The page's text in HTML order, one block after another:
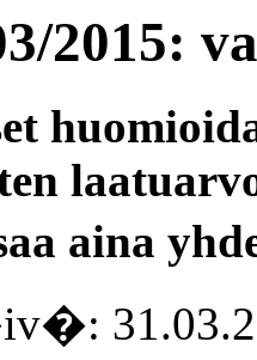
2015:
aina